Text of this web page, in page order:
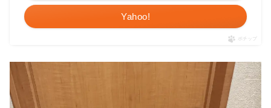
Yahoo!
ポチップ